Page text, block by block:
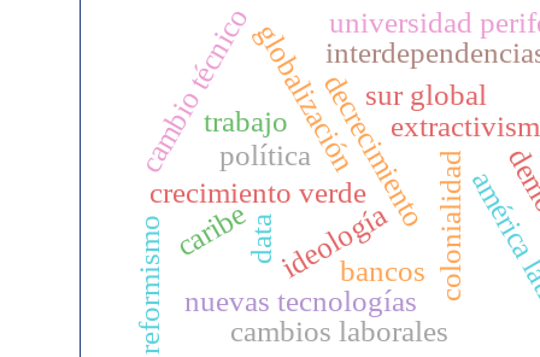
decrecimiento
sur global
colonialidad
crecimiento verde
globalizaciónuniversidad
ideología
cambio técnico
nuevas tecnologías
trabajo
data
política
cambios laborales
bancos
reformismo caribe